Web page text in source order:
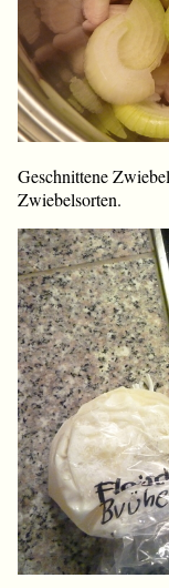
Geschnittene
Zwiebelsorten.